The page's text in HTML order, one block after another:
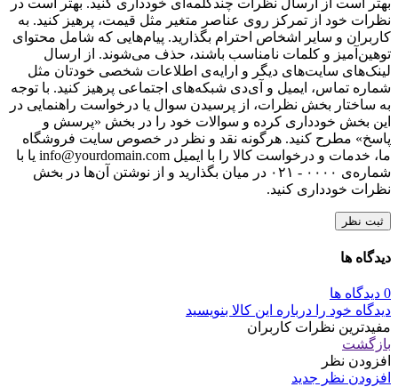
بهتر است از ارسال نظرات چندکلمه‌‌ای خودداری کنید. بهتر است در
نظرات خود از تمرکز روی عناصر متغیر مثل قیمت، پرهیز کنید. به
کاربران و سایر اشخاص احترام بگذارید. پیام‌هایی که شامل محتوای
توهین‌آمیز و کلمات نامناسب باشند، حذف می‌شوند. از ارسال
لینک‌های سایت‌های دیگر و ارایه‌ی اطلاعات شخصی خودتان مثل
شماره تماس، ایمیل و آی‌دی شبکه‌های اجتماعی پرهیز کنید. با توجه
به ساختار بخش نظرات، از پرسیدن سوال یا درخواست راهنمایی در
این بخش خودداری کرده و سوالات خود را در بخش «پرسش و
پاسخ» مطرح کنید. هرگونه نقد و نظر در خصوص سایت فروشگاه
ما، خدمات و درخواست کالا را با ایمیل info@yourdomain.com یا با
شماره‌ی ۰۰۰۰ - ۰۲۱ در میان بگذارید و از نوشتن آن‌ها در بخش
نظرات خودداری کنید.
ثبت نظر
دیدگاه ها
0 دیدگاه ها
دیدگاه خود را درباره این کالا بنویسید
مفیدترین نظرات کاربران
بازگشت
افزودن نظر
افزودن نظر جدید